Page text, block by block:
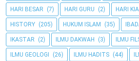
HARI BESAR (7) HARI GURU (2) HARI
HISTORY (205) HUKUM ISLAM (35)
IKASTAR (2) ILMU DAKWAH (3) ILMU
ILMU GEOLOGI (26) ILMU HADITS (44)